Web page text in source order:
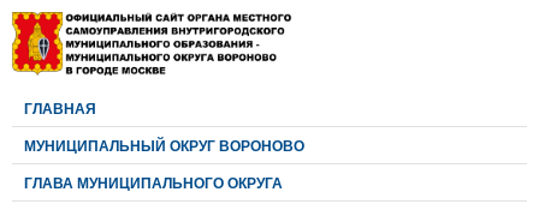
ГЛАВНАЯ
МУНИЦИПАЛЬНЫЙ ОКРУГ ВОРОНОВО
ГЛАВА МУНИЦИПАЛЬНОГО ОКРУГА